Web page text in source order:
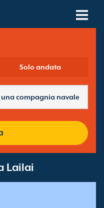
Solo andata
Lailai